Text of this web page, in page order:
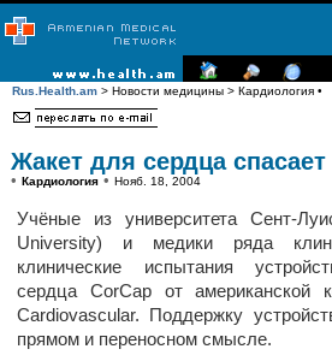
Rus.Health.am > Новости медицины > Кардиология •
Жакет для сердца
• Кардиология • Нояб. 18, 2004
Учёные из университета Сент-
University) и медики ряда
клинические испытания
сердца CorCap от американской
Cardiovascular. Поддержку
прямом и переносном смысле.